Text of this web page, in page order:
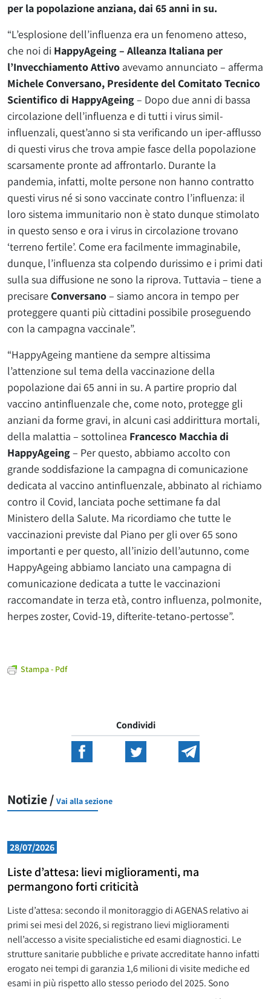
per la popolazione anziana, dai 65 anni in su.
“L’esplosione dell’influenza era un fenomeno atteso,
che noi di HappyAgeing – Alleanza Italiana per
l’Invecchiamento Attivo avevamo annunciato – afferma
Michele Conversano, Presidente del Comitato Tecnico
Scientifico di HappyAgeing– Dopo due anni di bassa
circolazione dell’influenza e di tutti i virus simil-
influenzali, quest’anno si sta verificando un iper-afflusso
di questi virus che trova ampie fasce della popolazione
scarsamente pronte ad affrontarlo. Durante la
pandemia, infatti, molte persone non hanno contratto
questi virus né si sono vaccinate contro l’influenza: il
loro sistema immunitario non è stato dunque stimolato
in questo senso e ora i virus in circolazione trovano
‘terreno fertile’. Come era facilmente immaginabile,
dunque, l’influenza sta colpendo durissimo e i primi dati
sulla sua diffusione ne sono la riprova. Tuttavia – tiene a
precisareConversano– siamo ancora in tempo per
proteggere quanti più cittadini possibile proseguendo
con la campagna vaccinale”.
“HappyAgeing mantiene da sempre altissima
l’attenzione sul tema della vaccinazione della
popolazione dai 65 anni in su. A partire proprio dal
vaccino antinfluenzale che, come noto, protegge gli
anziani da forme gravi, in alcuni casi addirittura mortali,
della malattia – sottolinea Francesco Macchia di
HappyAgeing– Per questo, abbiamo accolto con
grande soddisfazione la campagna di comunicazione
dedicata al vaccino antinfluenzale, abbinato al richiamo
contro il Covid, lanciata poche settimane fa dal
Ministero della Salute. Ma ricordiamo che tutte le
vaccinazioni previste dal Piano per gli over 65 sono
importanti e per questo, all’inizio dell’autunno, come
HappyAgeing abbiamo lanciato una campagna di
comunicazione dedicata a tutte le vaccinazioni
raccomandate in terza età, contro influenza, polmonite,
herpes zoster, Covid-19, difterite-tetano-pertosse”.
Stampa - Pdf
Condividi
Notizie / Vai alla sezione
28/07/2026
Liste d’attesa: lievi miglioramenti, ma
permangono forti criticità
Liste d’attesa: secondo il monitoraggio di AGENAS relativo ai
primi sei mesi del 2026, si registrano lievi miglioramenti
nell’accesso a visite specialistiche ed esami diagnostici. Le
strutture sanitarie pubbliche e private accreditate hanno infatti
erogato nei tempi di garanzia 1,6 milioni di visite mediche ed
esami in più rispetto allo stesso periodo del 2025. Sono